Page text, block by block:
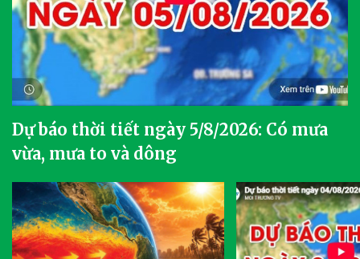
Dự báo thời tiết ngày 5/8/2026: Có mưa
vừa, mưa to và dông